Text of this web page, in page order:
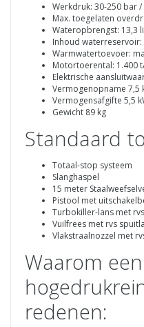
Werkdruk: 30-250 bar /
Max. toegelaten
Wateropbrengst: 13,3
Inhoud
Warmwatertoevoer:
Motortoerental: 1.400
Elektrische
Vermogenopname 7,5
Vermogensafgifte 5,5
Gewicht 89 kg
Standaard
Totaal-stop systeem
Slanghaspel
15 meter
Pistool met
Turbokiller-lans met
Vuilfrees met rvs
Vlakstraalnozzel met
Waarom
redenen: